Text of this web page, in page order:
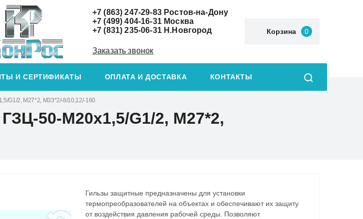
+7 (863) 247-29-83Ростов-на-Дону
+7 (499) 404-16-31Москва
+7 (831) 235-06-31Н.Новгород
Заказать звонок
Корзина 0
И СЕРТИФИКАТЫ ОПЛАТА И ДОСТАВКА КОНТАКТЫ
G1/2, М27*2, М33*2/-8/10,12/-160
50-М20х1,5/G1/2, М27*2,
Гильзы защитные предназначены для установки
термопреобразователей на объектах и обеспечивают их защиту
от воздействия давления рабочей среды. Позволяют